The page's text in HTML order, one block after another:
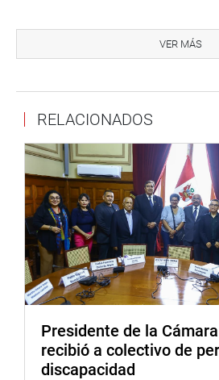
7- 9 -2017
VER MÁS
RELACIONADOS
Presidente de la
recibió a colectivo de
discapacidad